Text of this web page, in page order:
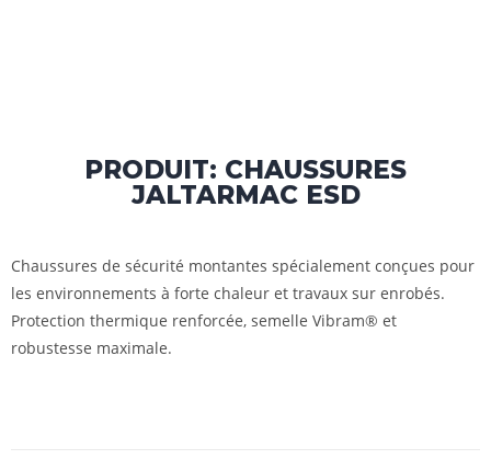
PRODUIT: CHAUSSURES
JALTARMAC ESD
Chaussures de sécurité montantes spécialement conçues pour
les environnements à forte chaleur et travaux sur enrobés.
Protection thermique renforcée, semelle Vibram® et
robustesse maximale.